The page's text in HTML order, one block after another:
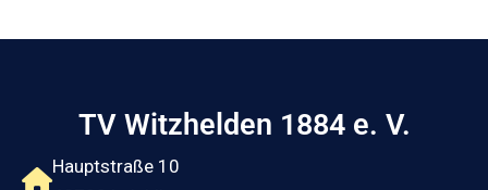
TV Witzhelden 1884 e. V.
Hauptstraße 10